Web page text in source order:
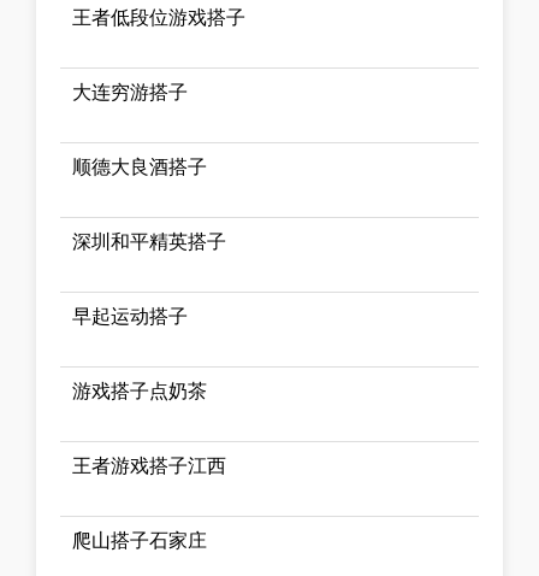
王者低段位游戏搭子
大连穷游搭子
顺德大良酒搭子
深圳和平精英搭子
早起运动搭子
游戏搭子点奶茶
王者游戏搭子江西
爬山搭子石家庄